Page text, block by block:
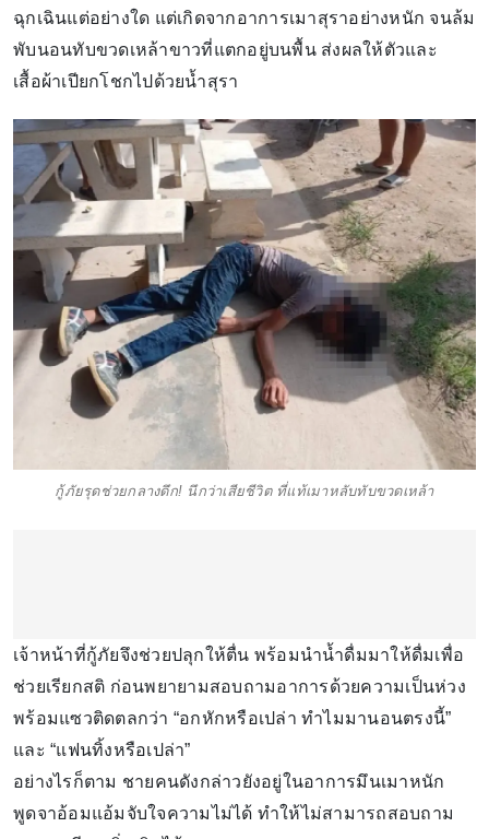
ฉุกเฉินแต่อย่างใด แต่เกิดจากอาการเมาสุราอย่างหนัก จนล้ม
พับนอนทับขวดเหล้าขาวที่แตกอยู่บนพื้น ส่งผลให้ตัวและ
เสื้อผ้าเปียกโชกไปด้วยน้ำสุรา
กู้ภัยรุดช่วยกลางดึก! นึกว่าเสียชีวิต ที่แท้เมาหลับทับขวดเหล้า
เจ้าหน้าที่กู้ภัยจึงช่วยปลุกให้ตื่น พร้อมนำน้ำดื่มมาให้ดื่มเพื่อ
ช่วยเรียกสติ ก่อนพยายามสอบถามอาการด้วยความเป็นห่วง
พร้อมแซวติดตลกว่า “อกหักหรือเปล่า ทำไมมานอนตรงนี้”
และ “แฟนทิ้งหรือเปล่า”
อย่างไรก็ตาม ชายคนดังกล่าวยังอยู่ในอาการมึนเมาหนัก
พูดจาอ้อมแอ้มจับใจความไม่ได้ ทำให้ไม่สามารถสอบถาม